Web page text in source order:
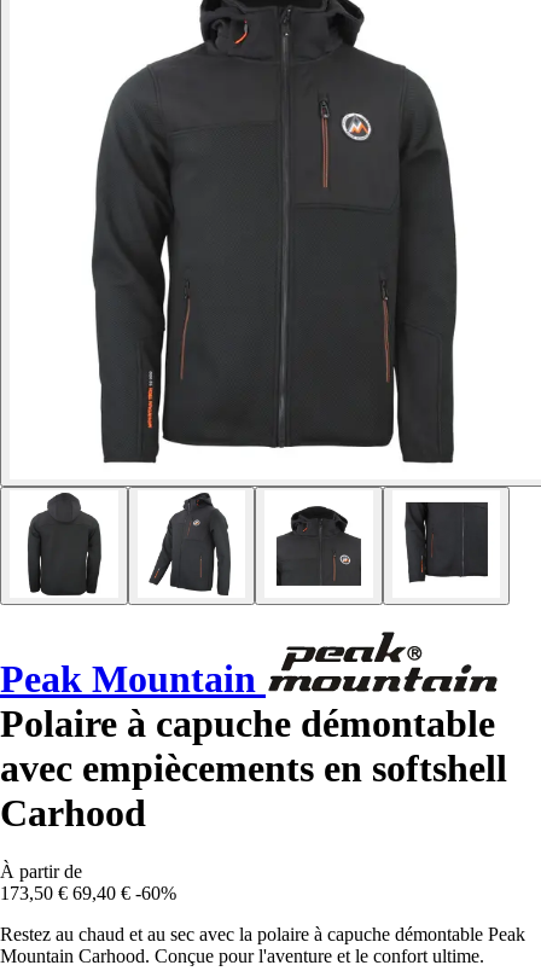
Peak Mountain
Polaire à capuche démontable
avec empiècements en softshell
Carhood
À partir de
173,50 € 69,40 € -60%
Restez au chaud et au sec avec la polaire à capuche démontable Peak
Mountain Carhood. Conçue pour l'aventure et le confort ultime.